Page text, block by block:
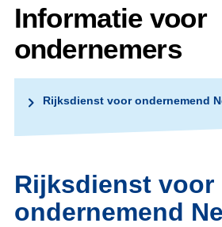
Informatie voor
ondernemers
Rijksdienst voor ondernemend
Rijksdienst voor
ondernemend